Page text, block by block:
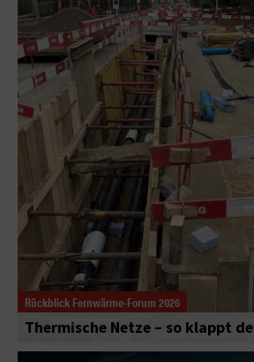
Rückblick Fernwärme-Forum 2026
Thermische Netze – so klappt